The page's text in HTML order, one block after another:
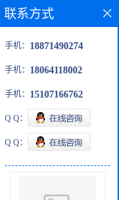
联系方式
手机： 18871490274
手机： 18064118002
手机： 15107166762
Q Q：
Q Q：